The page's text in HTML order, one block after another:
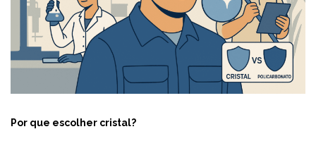
Por que escolher cristal?